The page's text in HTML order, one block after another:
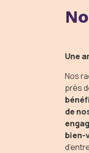
Une
Nos
près
de
bien-